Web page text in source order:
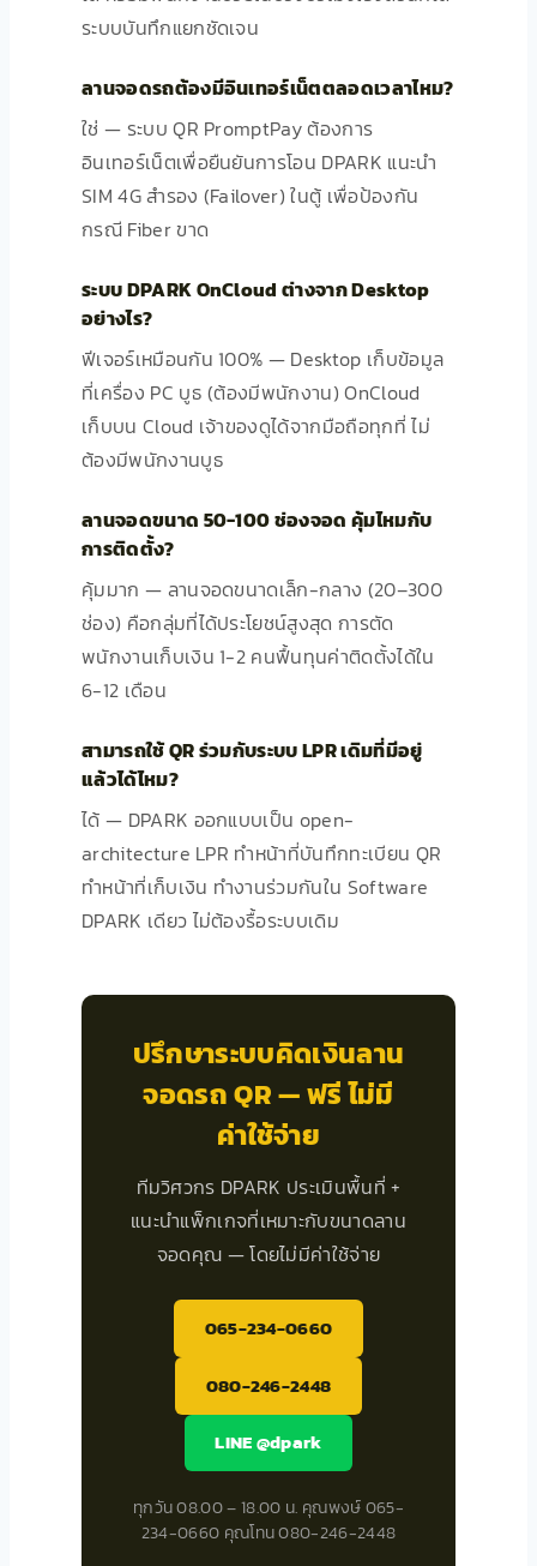
ระบบบันทึกแยกชัดเจน
ลานจอดรถต้องมีอินเทอร์เน็ตตลอดเวลาไหม?
ใช่ — ระบบ QR PromptPay ต้องการ
อินเทอร์เน็ตเพื่อยืนยันการโอน DPARK แนะนำ
SIM 4G สำรอง (Failover) ในตู้ เพื่อป้องกัน
กรณี Fiber ขาด
ระบบ DPARK OnCloud ต่างจาก Desktop
อย่างไร?
ฟีเจอร์เหมือนกัน 100% — Desktop เก็บข้อมูล
ที่เครื่อง PC บูธ (ต้องมีพนักงาน) OnCloud
เก็บบน Cloud เจ้าของดูได้จากมือถือทุกที่ ไม่
ต้องมีพนักงานบูธ
ลานจอดขนาด 50-100 ช่องจอด คุ้มไหมกับ
การติดตั้ง?
คุ้มมาก — ลานจอดขนาดเล็ก-กลาง (20–300
ช่อง) คือกลุ่มที่ได้ประโยชน์สูงสุด การตัด
พนักงานเก็บเงิน 1-2 คนฟื้นทุนค่าติดตั้งได้ใน
6-12 เดือน
สามารถใช้ QR ร่วมกับระบบ LPR เดิมที่มีอยู่
แล้วได้ไหม?
ได้ — DPARK ออกแบบเป็น open-
architecture LPR ทำหน้าที่บันทึกทะเบียน QR
ทำหน้าที่เก็บเงิน ทำงานร่วมกันใน Software
DPARK เดียว ไม่ต้องรื้อระบบเดิม
ปรึกษาระบบคิดเงินลาน
จอดรถ QR — ฟรี ไม่มี
ค่าใช้จ่าย
ทีมวิศวกร DPARK ประเมินพื้นที่ +
แนะนำแพ็กเกจที่เหมาะกับขนาดลาน
จอดคุณ — โดยไม่มีค่าใช้จ่าย
065-234-0660
080-246-2448
LINE @dpark
ทุกวัน 08.00 – 18.00 น. คุณพงษ์ 065-
234-0660 คุณโทน 080-246-2448